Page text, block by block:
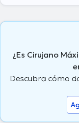
¿Es Cirujano
Descubra cómo